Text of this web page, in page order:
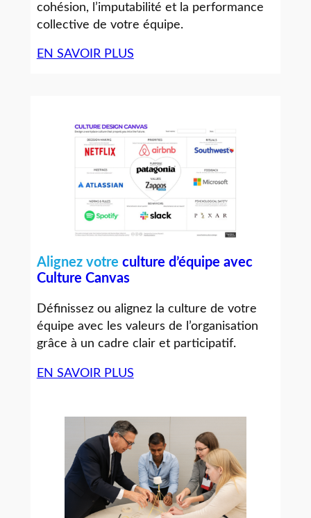
cohésion, l’imputabilité et la performance
collective de votre équipe.
EN SAVOIR PLUS
Alignez votre culture d’équipe avec
Culture Canvas
Définissez ou alignez la culture de votre
équipe avec les valeurs de l’organisation
grâce à un cadre clair et participatif.
EN SAVOIR PLUS